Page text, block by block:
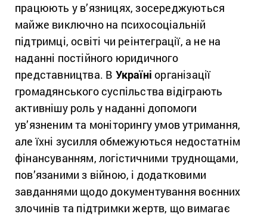
працюють у в’язницях, зосереджуються
майже виключно на психосоціальній
підтримці, освіті чи реінтеграції, а не на
наданні постійного юридичного
представництва. В Україніорганізації
громадянського суспільства відіграють
активнішу роль у наданні допомоги
ув’язненим та моніторингу умов утримання,
але їхні зусилля обмежуються недостатнім
фінансуванням, логістичними труднощами,
пов’язаними з війною, і додатковими
завданнями щодо документування воєнних
злочинів та підтримки жертв, що вимагає